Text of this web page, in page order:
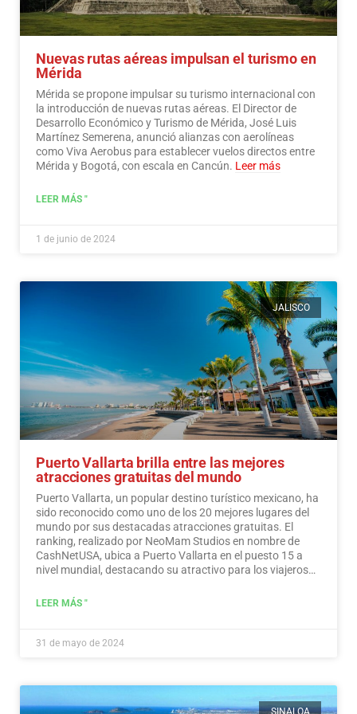
Nuevas rutas aéreas impulsan el turismo en
Mérida
Mérida se propone impulsar su turismo internacional con
la introducción de nuevas rutas aéreas. El Director de
Desarrollo Económico y Turismo de Mérida, José Luis
Martínez Semerena, anunció alianzas con aerolíneas
como Viva Aerobus para establecer vuelos directos entre
Mérida y Bogotá, con escala en Cancún. Leer más
LEER MÁS "
1 de junio de 2024
JALISCO
Puerto Vallarta brilla entre las mejores
atracciones gratuitas del mundo
Puerto Vallarta, un popular destino turístico mexicano, ha
sido reconocido como uno de los 20 mejores lugares del
mundo por sus destacadas atracciones gratuitas. El
ranking, realizado por NeoMam Studios en nombre de
CashNetUSA, ubica a Puerto Vallarta en el puesto 15 a
nivel mundial, destacando su atractivo para los viajeros
LEER MÁS "
31 de mayo de 2024
SINALOA